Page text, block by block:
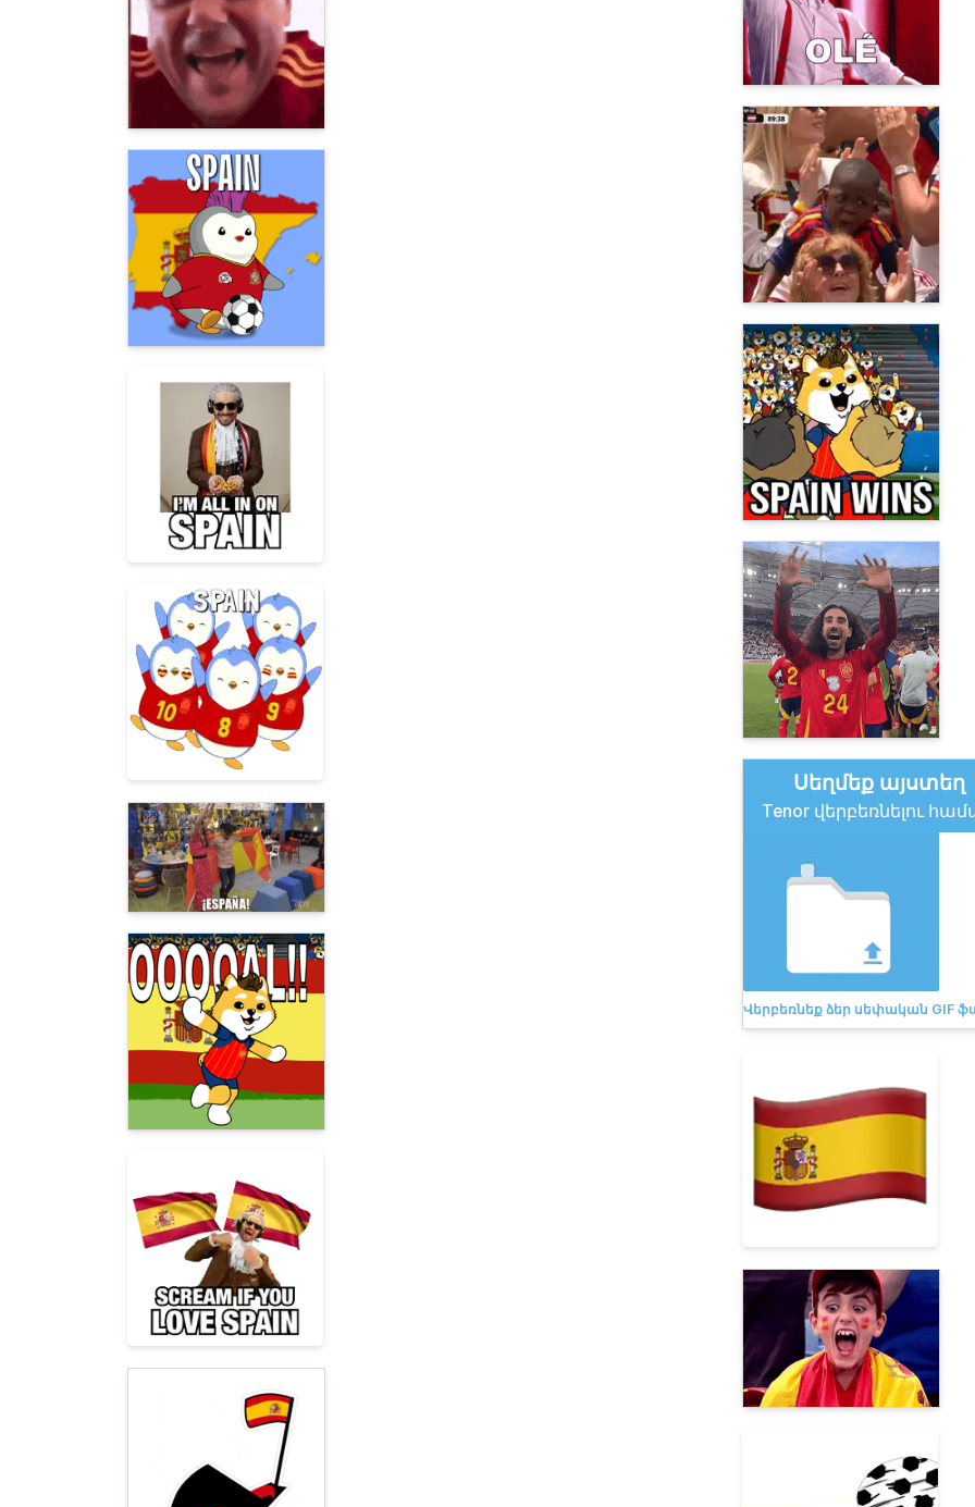
Սեղմեք այստեղ
Tenor վերբեռնելու
Վերբեռնեք ձեր սեփական GIF